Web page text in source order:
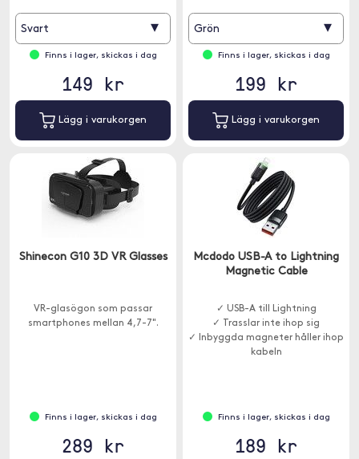
Svart ▾
Finns i lager, skickas i dag
149 kr
Lägg i varukorgen
Grön ▾
Finns i lager, skickas i dag
199 kr
Lägg i varukorgen
Shinecon G10 3D VR Glasses
VR-glasögon som passar
smartphones mellan 4,7-7".
Finns i lager, skickas i dag
289 kr
Mcdodo USB-A to Lightning
Magnetic Cable
✓ USB-A till Lightning
✓ Trasslar inte ihop sig
✓ Inbyggda magneter håller ihop
kabeln
Finns i lager, skickas i dag
189 kr